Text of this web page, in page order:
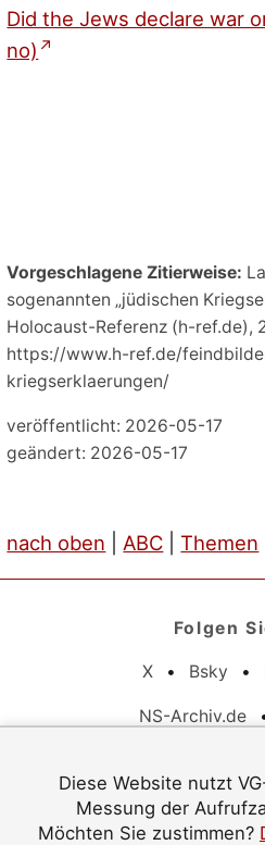
Did the Jews declare war
no)
Vorgeschlagene Zitierweise:
sogenannten „jüdischen
Holocaust-Referenz (h-ref.de),
https://www.h-ref.de/
kriegserklaerungen/
veröffentlicht: 2026-05-17
geändert: 2026-05-17
nach oben ABC |Themen
Folgen
X • Bsky •
NS-Archiv.de
Datenschutz •
Diese Website nutzt
Messung der
Möchten Sie zustimmen?